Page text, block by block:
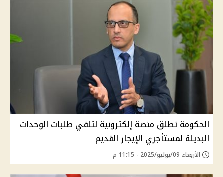
الحكومة تطلق منصة إلكترونية لتلقي طلبات الوحدات
البديلة لمستأجري الإيجار القديم
الأربعاء 09/يوليو/2025 - 11:15 م